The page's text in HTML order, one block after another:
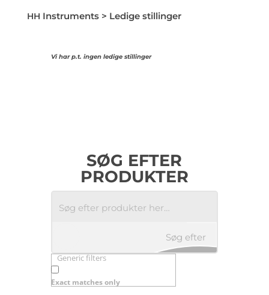
HH Instruments> Ledige stillinger
Vi har p.t. ingen ledige stillinger
SØG EFTER
PRODUKTER
Søg efter
Generic filters
Exact matches only